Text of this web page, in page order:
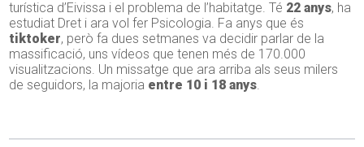
turística d’Eivissa i el problema de l’habitatge. Té 22 anys, ha
estudiat Dret i ara vol fer Psicologia. Fa anys que és
tiktoker, però fa dues setmanes va decidir parlar de la
massificació, uns vídeos que tenen més de 170.000
visualitzacions. Un missatge que ara arriba als seus milers
de seguidors, la majoria entre 10 i 18 anys.